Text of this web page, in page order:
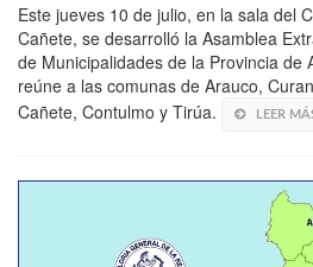
Este jueves 10 de julio, en la sala del
Cañete, se desarrolló la Asamblea
de Municipalidades de la Provincia de
reúne a las comunas de Arauco,
Cañete, Contulmo y Tirúa.
LEER